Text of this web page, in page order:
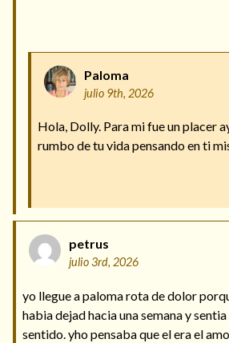
Paloma
julio 9th, 2026
Hola, Dolly. Para mi fue un placer
rumbo de tu vida pensando en ti
petrus
julio 3rd, 2026
yo llegue a paloma rota de dolor
habia dejad hacia una semana y
sentido. yho pensaba que el era el